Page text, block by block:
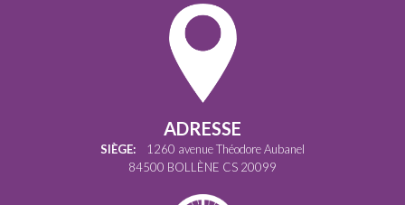
ADRESSE
SIÈGE: 1260 avenue Théodore Aubanel
84500 BOLLÈNE CS 20099